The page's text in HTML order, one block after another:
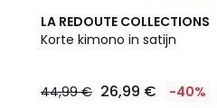
LA REDOUTE COLLECTIONS
Korte kimono in satijn
44,99 € 26,99 € -40%
4,8
/ 5
2
Kleuren